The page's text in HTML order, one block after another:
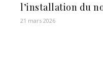
l’installation du
21 mars 2026